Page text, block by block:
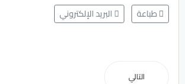
طباعة البريد الإلكتروني
التالي